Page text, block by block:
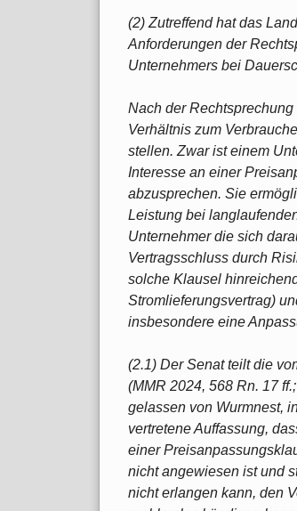
(2) Zutreffend hat das
Anforderungen der
Unternehmers bei
Nach der
Verhältnis zum
stellen. Zwar ist einem
Interesse an einer
abzusprechen. Sie
Leistung bei
Unternehmer die sich
Vertragsschluss durch
solche Klausel
Stromlieferungsvertrag)
insbesondere eine
(2.1) Der Senat teilt die
(MMR 2024, 568 Rn. 17
gelassen von Wurmnest,
vertretene Auffassung,
einer
nicht angewiesen ist und
nicht erlangen kann, den